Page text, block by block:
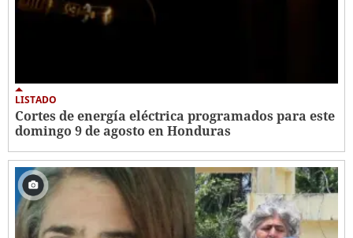
LISTADO
Cortes de energía eléctrica programados para este
domingo 9 de agosto en Honduras